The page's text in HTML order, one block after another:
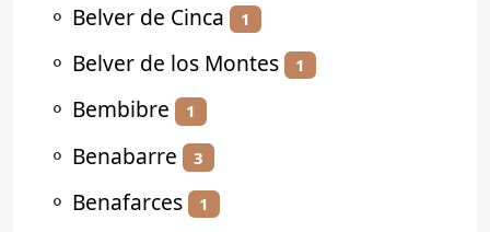
⚬ Belver de Cinca 1
⚬ Belver de los Montes 1
⚬ Bembibre 1
⚬ Benabarre 3
⚬ Benafarces 1